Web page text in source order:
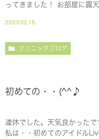
ってきました！ お部屋に露
2023.02.15
クリニックブログ
初めての・・(^^♪
連休でした。天気良かった
私は・・初めてのアイドル